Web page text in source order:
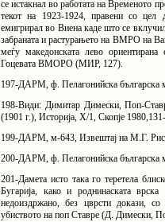
се истакнал во работата на Временото
текот на 1923-1924, правени со цел
емигрирал во Виена каде што се
забраната и растурањето на ВМРО на
меѓу македонската лево
Гоцевата ВМОРО (МИР, 127).
197-ДАРМ, ф. Пелагонийска
198-Види: Димитар Димески, Поп-
(1901 г.), Историја, Х/1, Скопје
199-ДАРМ, м-643, Извештај на М.Г.
200-ДАРМ, ф. Пелагонийска
201-Дамета исто така го теретела
Бугарија, како и роднинаската
недоиздржано, без цврсти докази,
убиството на поп Ставре (Д. Димески,